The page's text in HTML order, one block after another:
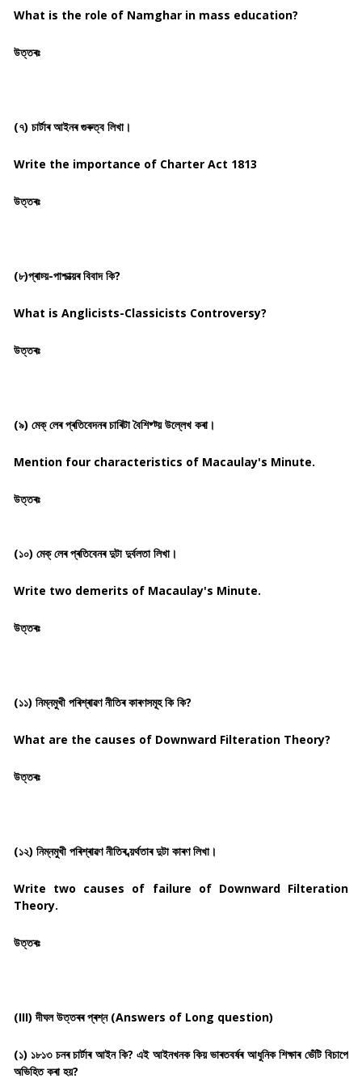
What is the role of Namghar in mass education?
উত্তৰঃ
(৭) চাৰ্টাৰ আইনৰ গুৰুত্ব লিখা।
Write the importance of Charter Act 1813
উত্তৰঃ
(৮)প্ৰাচ্য়-পাশ্চাত্য়ৰ বিবাদ কি?
What is Anglicists-Classicists Controversy?
উত্তৰঃ
(৯) মেক্ লেৰ প্ৰতিবেদনৰ চাৰিটা বৈশিষ্ট্য় উল্লেখ কৰা।
Mention four characteristics of Macaulay's Minute.
উত্তৰঃ
(১০) মেক্ লেৰ প্ৰতিবেনৰ দুটা দুৰ্বলতা লিখা।
Write two demerits of Macaulay's Minute.
উত্তৰঃ
(১১) নিম্নমুখী পৰিশ্ৰাৱণ নীতিৰ কাৰণসমূহ কি কি?
What are the causes of Downward Filteration Theory?
উত্তৰঃ
(১২) নিম্নমুখী পৰিশ্ৰাৱণ নীতিৰ ব্য়ৰ্থতাৰ দুটা কাৰণ লিখা।
Write two causes of failure of Downward Filteration
Theory.
উত্তৰঃ
(III) দীঘল উত্তৰৰ প্ৰশ্ন (Answers of Long question)
(১) ১৮১৩ চনৰ চাৰ্টাৰ আইন কি? এই আইনখনক কিয় ভাৰতবৰ্ষৰ আধুনিক শিক্ষাৰ ভেঁটি বিচাপে
অভিহিত কৰা হয়?